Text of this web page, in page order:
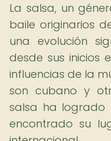
La salsa, un
baile originarios
una evolución
desde sus inicios
influencias de la
son cubano y
salsa ha logrado
encontrado su